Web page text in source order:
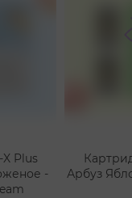
Plus
-
Арбуз